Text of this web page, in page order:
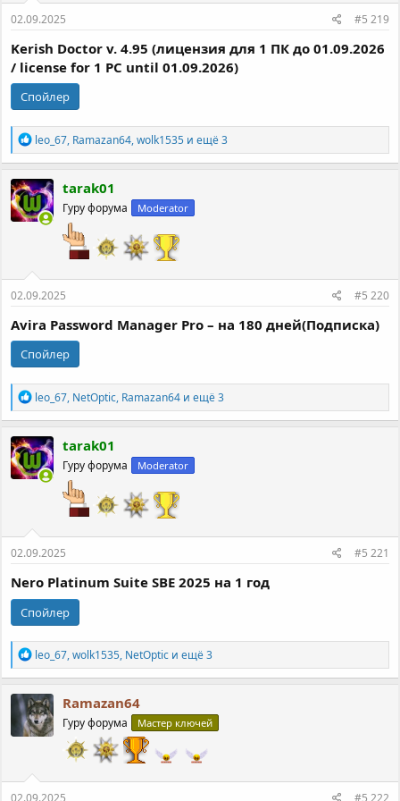
02.09.2025 #5 219
Kerish Doctor v. 4.95 (лицензия для 1 ПК до 01.09.2026
/ license for 1 PC until 01.09.2026)
Спойлер
Р
е
а
к
ц
и
и
leo_67, Ramazan64,wolk1535 и ещё 3
tarak01
Гуру форума Moderator
02.09.2025 #5 220
Avira Password Manager Pro – на 180 дней(Подписка)
Спойлер
Р
е
а
к
ц
и
и
leo_67, NetOptic, Ramazan64 и ещё 3
tarak01
Гуру форума Moderator
02.09.2025 #5 221
Nero Platinum Suite SBE 2025 на 1 год
Спойлер
Р
е
а
к
ц
и
и
leo_67,wolk1535, NetOptic и ещё 3
Ramazan64
Гуру форума Мастер ключей